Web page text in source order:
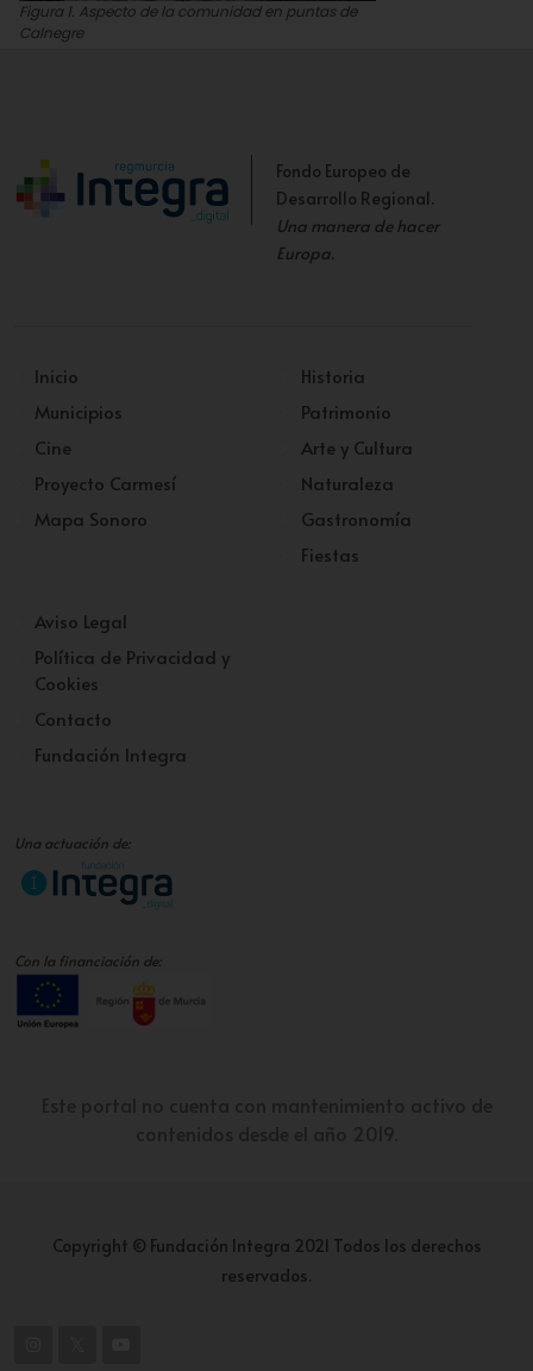
Figura 1. Aspecto de la comunidad en puntas de
Calnegre
Fondo Europeo de
Desarrollo Regional.
Una manera de hacer
Europa.
Inicio
Municipios
Cine
Proyecto Carmesí
Mapa Sonoro
Historia
Patrimonio
Arte y Cultura
Naturaleza
Gastronomía
Fiestas
Aviso Legal
Política de Privacidad y
Cookies
Contacto
Fundación Integra
Una actuación de:
Con la financiación de:
Copyright © Fundación Integra 2021 Todos los derechos
reservados.